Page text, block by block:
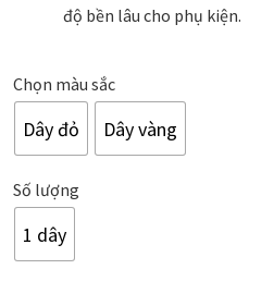
Hoa Xuân – Tranh sơn mài hoa
Kim Mã – Tranh sơn mài dát vàng
Liên Diệp collection
Liên Hoa – Tranh hoa sen sơn mài
Reflections by the River
độ bền lâu cho phụ kiện.
Chọn màu sắc
Dây đỏ Dây vàng
Số lượng
1 dây